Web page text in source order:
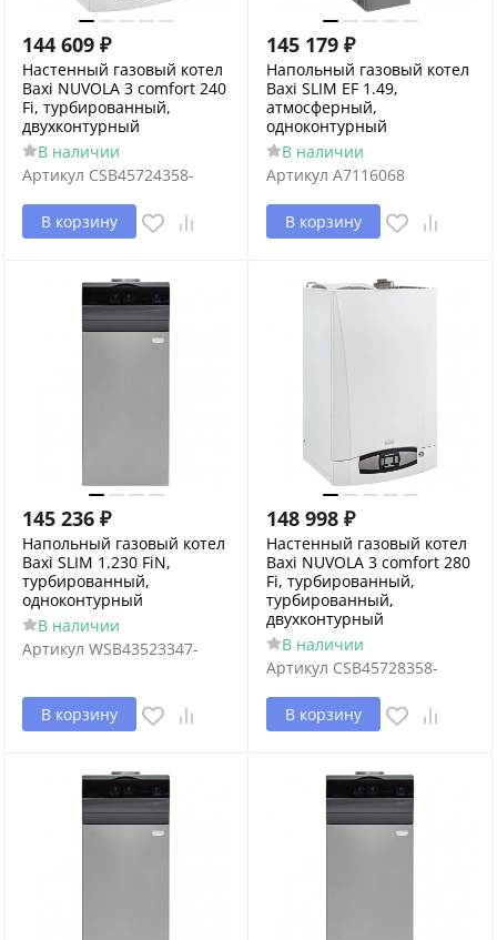
144 609 ₽
Настенный газовый котел
Baxi NUVOLA 3 comfort 240
Fi, турбированный,
двухконтурный
В наличии
Артикул CSB45724358-
В корзину
145 179 ₽
Напольный газовый котел
Baxi SLIM EF 1.49,
атмосферный,
одноконтурный
В наличии
Артикул A7116068
В корзину
145 236 ₽
Напольный газовый котел
Baxi SLIM 1.230 FiN,
турбированный,
одноконтурный
В наличии
Артикул WSB43523347-
В корзину
148 998 ₽
Настенный газовый котел
Baxi NUVOLA 3 comfort 280
Fi, турбированный,
турбированный,
двухконтурный
В наличии
Артикул CSB45728358-
В корзину